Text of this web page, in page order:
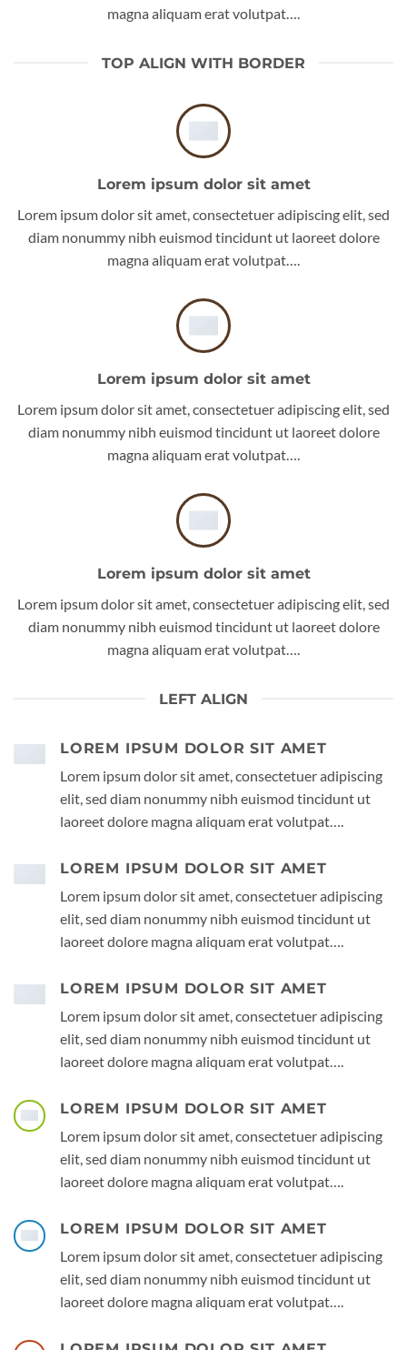
magna aliquam erat volutpat….
TOP ALIGN WITH BORDER
Lorem ipsum dolor sit amet
Lorem ipsum dolor sit amet, consectetuer adipiscing elit, sed
diam nonummy nibh euismod tincidunt ut laoreet dolore
magna aliquam erat volutpat….
Lorem ipsum dolor sit amet
Lorem ipsum dolor sit amet, consectetuer adipiscing elit, sed
diam nonummy nibh euismod tincidunt ut laoreet dolore
magna aliquam erat volutpat….
Lorem ipsum dolor sit amet
Lorem ipsum dolor sit amet, consectetuer adipiscing elit, sed
diam nonummy nibh euismod tincidunt ut laoreet dolore
magna aliquam erat volutpat….
LEFT ALIGN
LOREM IPSUM DOLOR SIT AMET
Lorem ipsum dolor sit amet, consectetuer adipiscing
elit, sed diam nonummy nibh euismod tincidunt ut
laoreet dolore magna aliquam erat volutpat….
LOREM IPSUM DOLOR SIT AMET
Lorem ipsum dolor sit amet, consectetuer adipiscing
elit, sed diam nonummy nibh euismod tincidunt ut
laoreet dolore magna aliquam erat volutpat….
LOREM IPSUM DOLOR SIT AMET
Lorem ipsum dolor sit amet, consectetuer adipiscing
elit, sed diam nonummy nibh euismod tincidunt ut
laoreet dolore magna aliquam erat volutpat….
LOREM IPSUM DOLOR SIT AMET
Lorem ipsum dolor sit amet, consectetuer adipiscing
elit, sed diam nonummy nibh euismod tincidunt ut
laoreet dolore magna aliquam erat volutpat….
LOREM IPSUM DOLOR SIT AMET
Lorem ipsum dolor sit amet, consectetuer adipiscing
elit, sed diam nonummy nibh euismod tincidunt ut
laoreet dolore magna aliquam erat volutpat….